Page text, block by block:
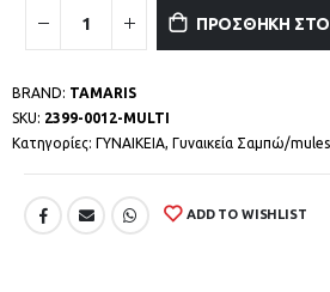
ΠΡΟΣΘΗΚΗ
BRAND: TAMARIS
SKU: 2399-0012-MULTI
Κατηγορίες: ΓΥΝΑΙΚΕΙΑ, Γυναικεία Σαμπώ/mules
ADD TO WISHLIST